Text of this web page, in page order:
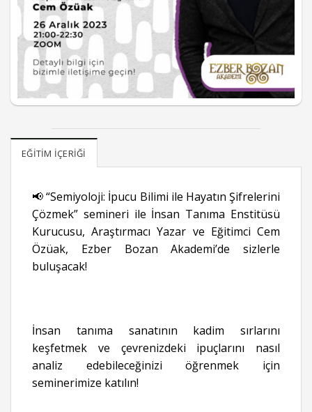
EĞITIM İÇERIĞI
📢 “Semiyoloji: İpucu Bilimi ile Hayatın Şifrelerini
Çözmek” semineri ile İnsan Tanıma Enstitüsü
Kurucusu, Araştırmacı Yazar ve Eğitimci Cem
Özüak, Ezber Bozan Akademi’de sizlerle
buluşacak!
İnsan tanıma sanatının kadim sırlarını
keşfetmek ve çevrenizdeki ipuçlarını nasıl
analiz edebileceğinizi öğrenmek için
seminerimize katılın!